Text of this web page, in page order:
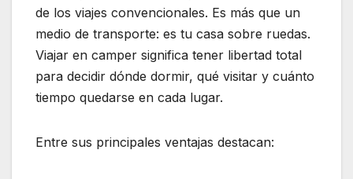
de los viajes convencionales. Es más que un
medio de transporte: es tu casa sobre ruedas.
Viajar en camper significa tener libertad total
para decidir dónde dormir, qué visitar y cuánto
tiempo quedarse en cada lugar.
Entre sus principales ventajas destacan: